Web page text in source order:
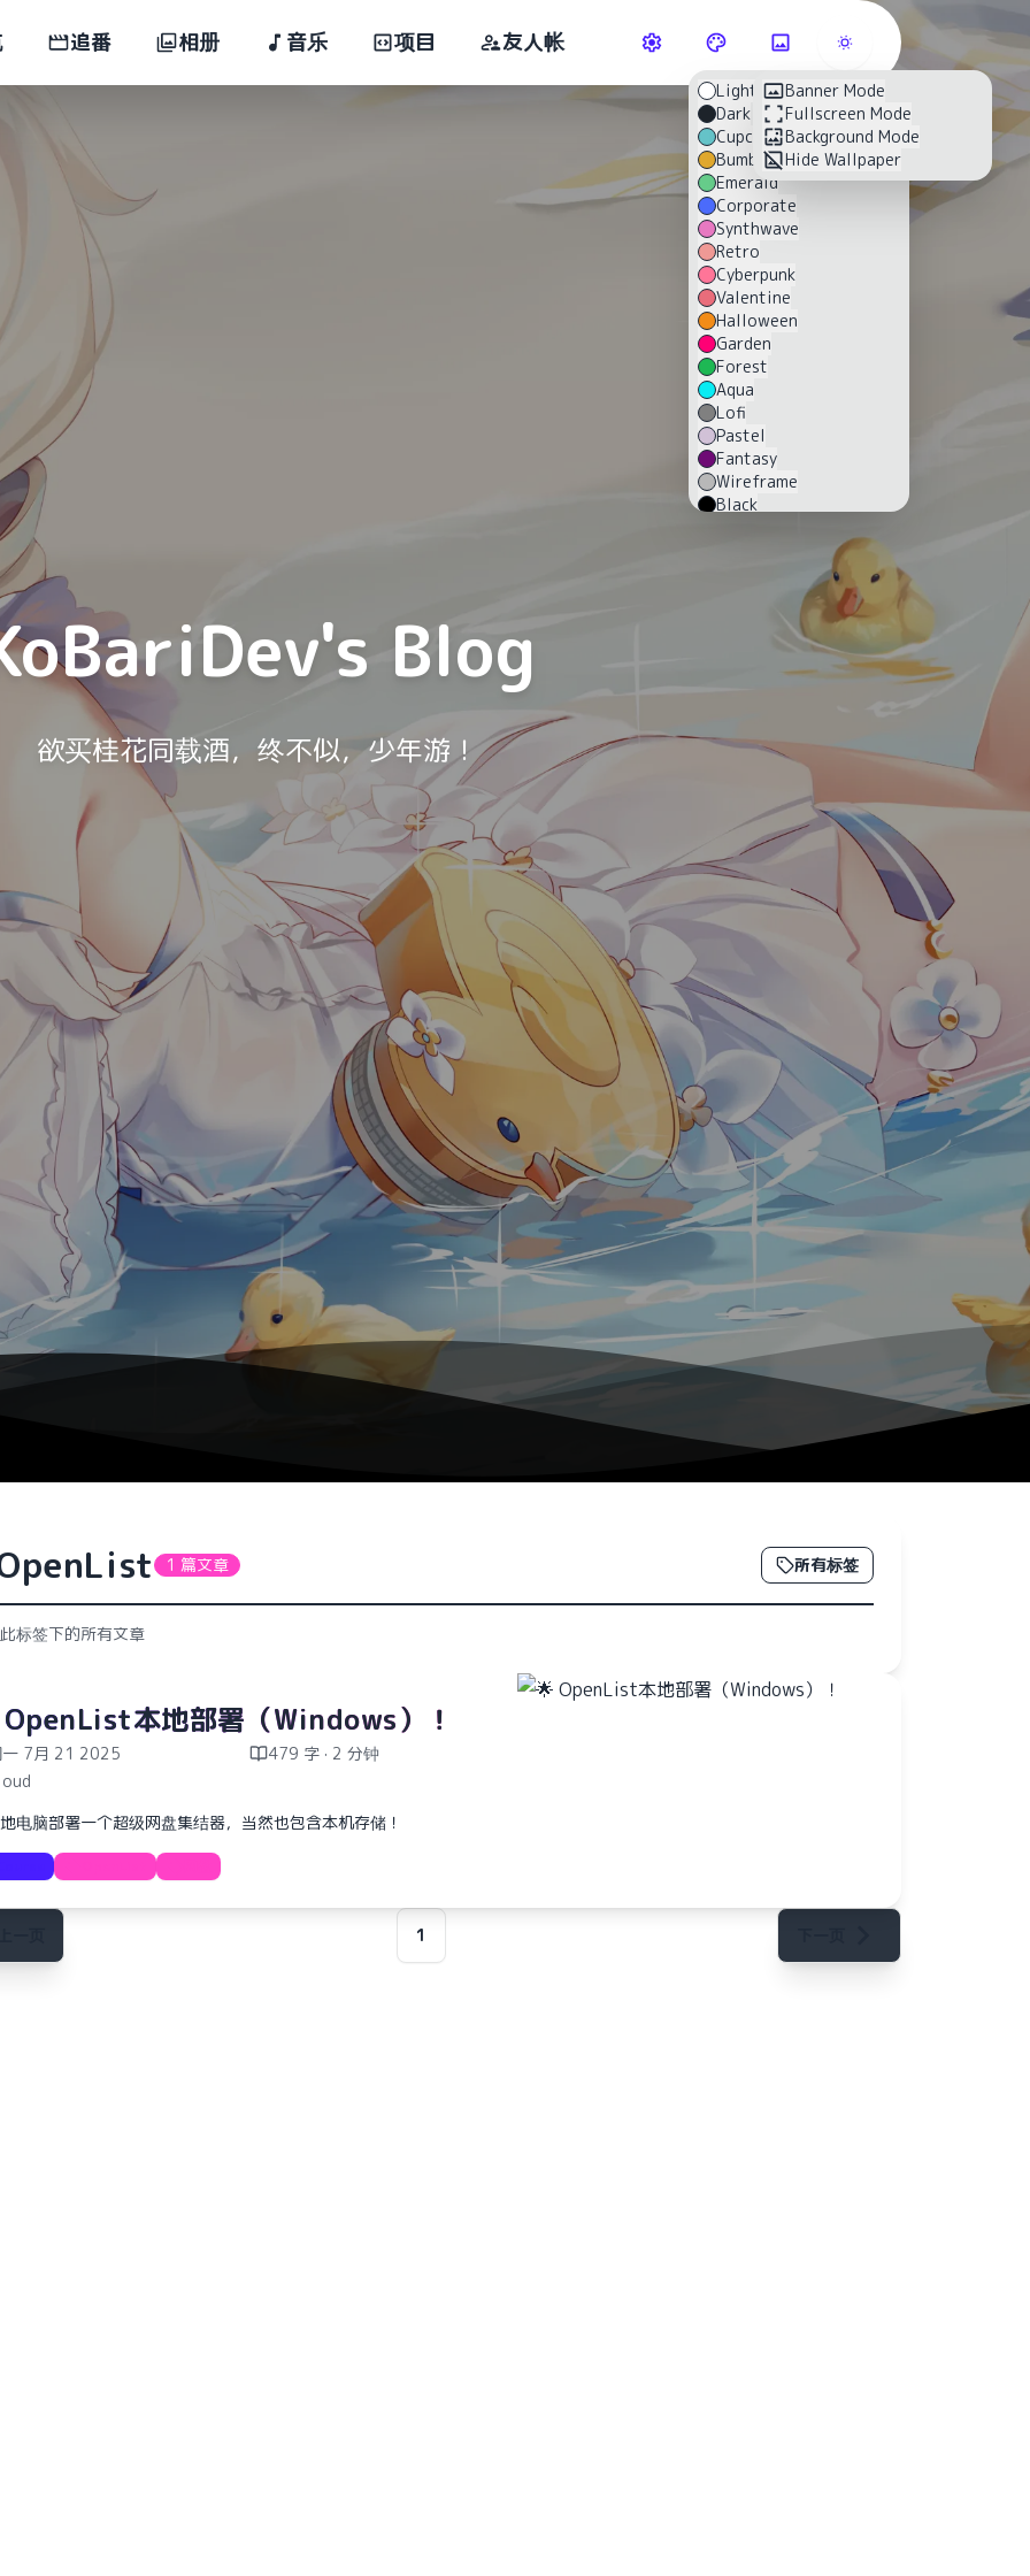
Blog
欲买桂花同载酒，终不似，少年游！
追番 相册 音乐 项目 友人帐
Light
Dark
Cupcake
Bumblebee
Emerald
Corporate
Synthwave
Retro
Cyberpunk
Valentine
Halloween
Garden
Forest
Aqua
Lofi
Pastel
Fantasy
Wireframe
Black
Lemonade
Winter
Banner Mode
Fullscreen Mode
Background Mode
Hide Wallpaper
1 篇文章 所有标签
标签下的所有文章
本地部署（Windows）！
7月 21 2025
479 字 · 2 分钟
电脑部署一个超级网盘集结器，当然也包含本机存储！
1